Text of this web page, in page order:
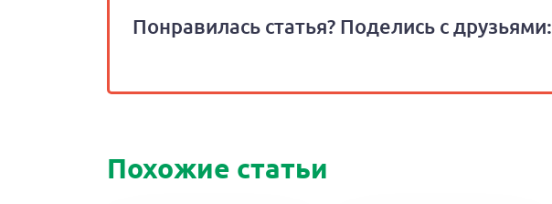
Понравилась статья? Поделись с друзьями:
Похожие статьи